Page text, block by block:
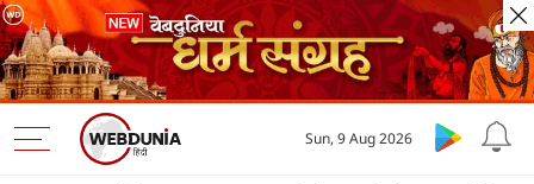
Sun, 9 Aug 2026